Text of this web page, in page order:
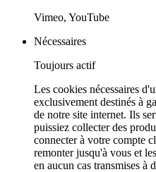
Vimeo, YouTube
Nécessaires
Toujours actif
Les cookies nécessaires
exclusivement destinés à
de notre site internet. Ils
puissiez collecter des
connecter à votre compte
remonter jusqu'à vous et
en aucun cas transmises à